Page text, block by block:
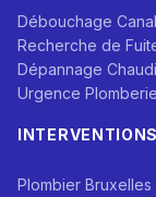
Débouchage
Recherche de
Dépannage
Urgence Plomberie
Plombier Bruxelles